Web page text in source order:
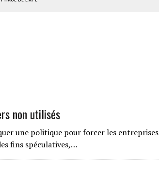
2028
FAYE
non utilisés
une politique pour forcer les entreprises
fins spéculatives,…